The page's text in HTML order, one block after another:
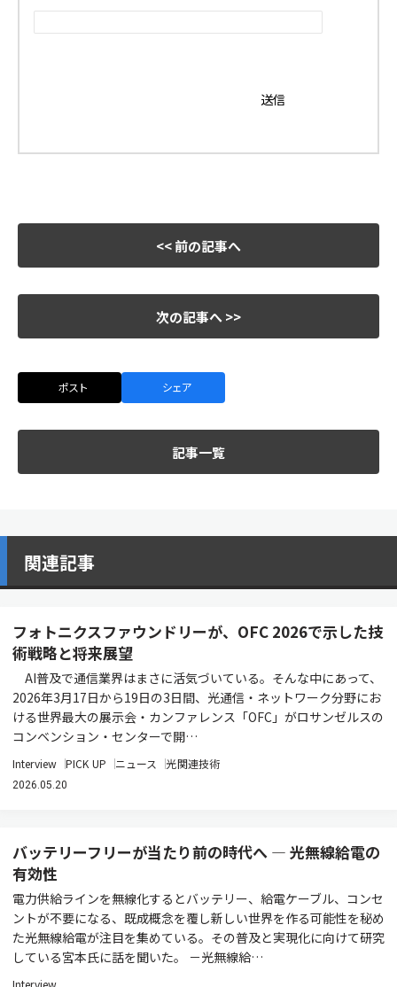
<< 前の記事へ
次の記事へ >>
ポスト シェア
記事一覧
関連記事
フォトニクスファウンドリーが、OFC 2026で示した技
術戦略と将来展望
AI普及で通信業界はまさに活気づいている。そんな中にあって、
2026年3月17日から19日の3日間、光通信・ネットワーク分野にお
ける世界最大の展示会・カンファレンス「OFC」がロサンゼルスの
コンベンション・センターで開…
Interview PICK UP ニュース 光関連技術
2026.05.20
バッテリーフリーが当たり前の時代へ ― 光無線給電の
有効性
電力供給ラインを無線化するとバッテリー、給電ケーブル、コンセ
ントが不要になる、既成概念を覆し新しい世界を作る可能性を秘め
た光無線給電が注目を集めている。その普及と実現化に向けて研究
している宮本氏に話を聞いた。 －光無線給…